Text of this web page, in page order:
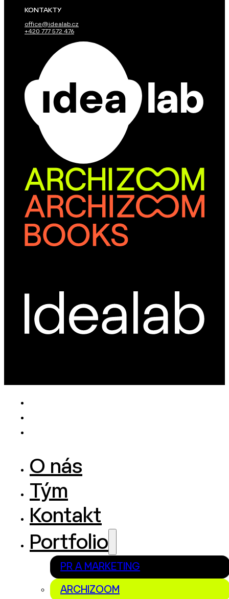
KONTAKTY
office@idealab.cz
+420 777 572 476
O nás
Tým
Kontakt
Portfolio
PR A MARKETING
ARCHIZOOM